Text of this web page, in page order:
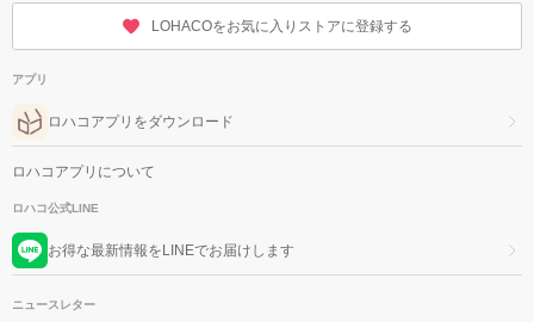
LOHACOをお気に入りストアに登録する
アプリ
ロハコアプリをダウンロード
ロハコアプリについて
ロハコ公式LINE
お得な最新情報をLINEでお届けします
ニュースレター